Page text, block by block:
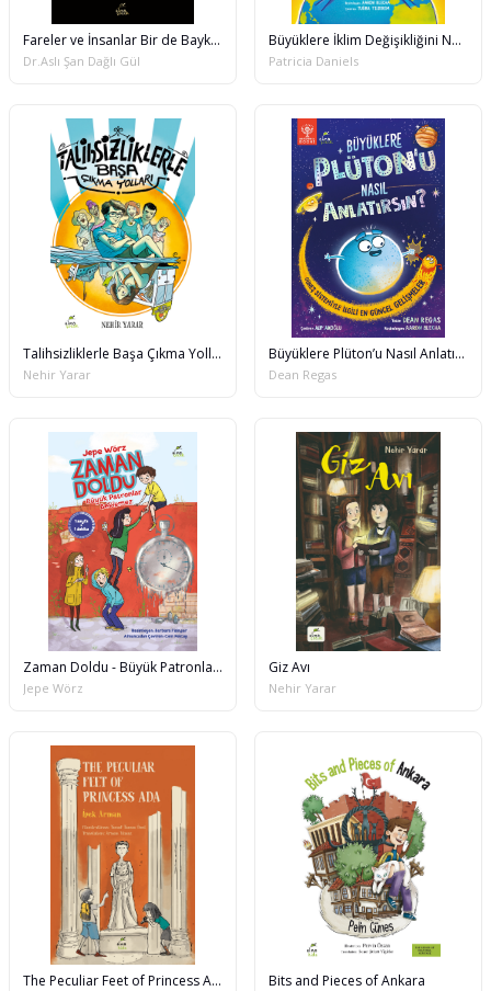
Fareler ve İnsanlar Bir de Baykuşlar
Dr.Aslı Şan Dağlı Gül
Büyüklere İklim Değişikliğini Nasıl Anlatırsın?
Patricia Daniels
Talihsizliklerle Başa Çıkma Yolları
Nehir Yarar
Büyüklere Plüton’u Nasıl Anlatırsın?
Dean Regas
Zaman Doldu - Büyük Patronlar Beklemez
Jepe Wörz
Giz Avı
Nehir Yarar
The Peculiar Feet of Princess Ada Bits and Pieces of Ankara